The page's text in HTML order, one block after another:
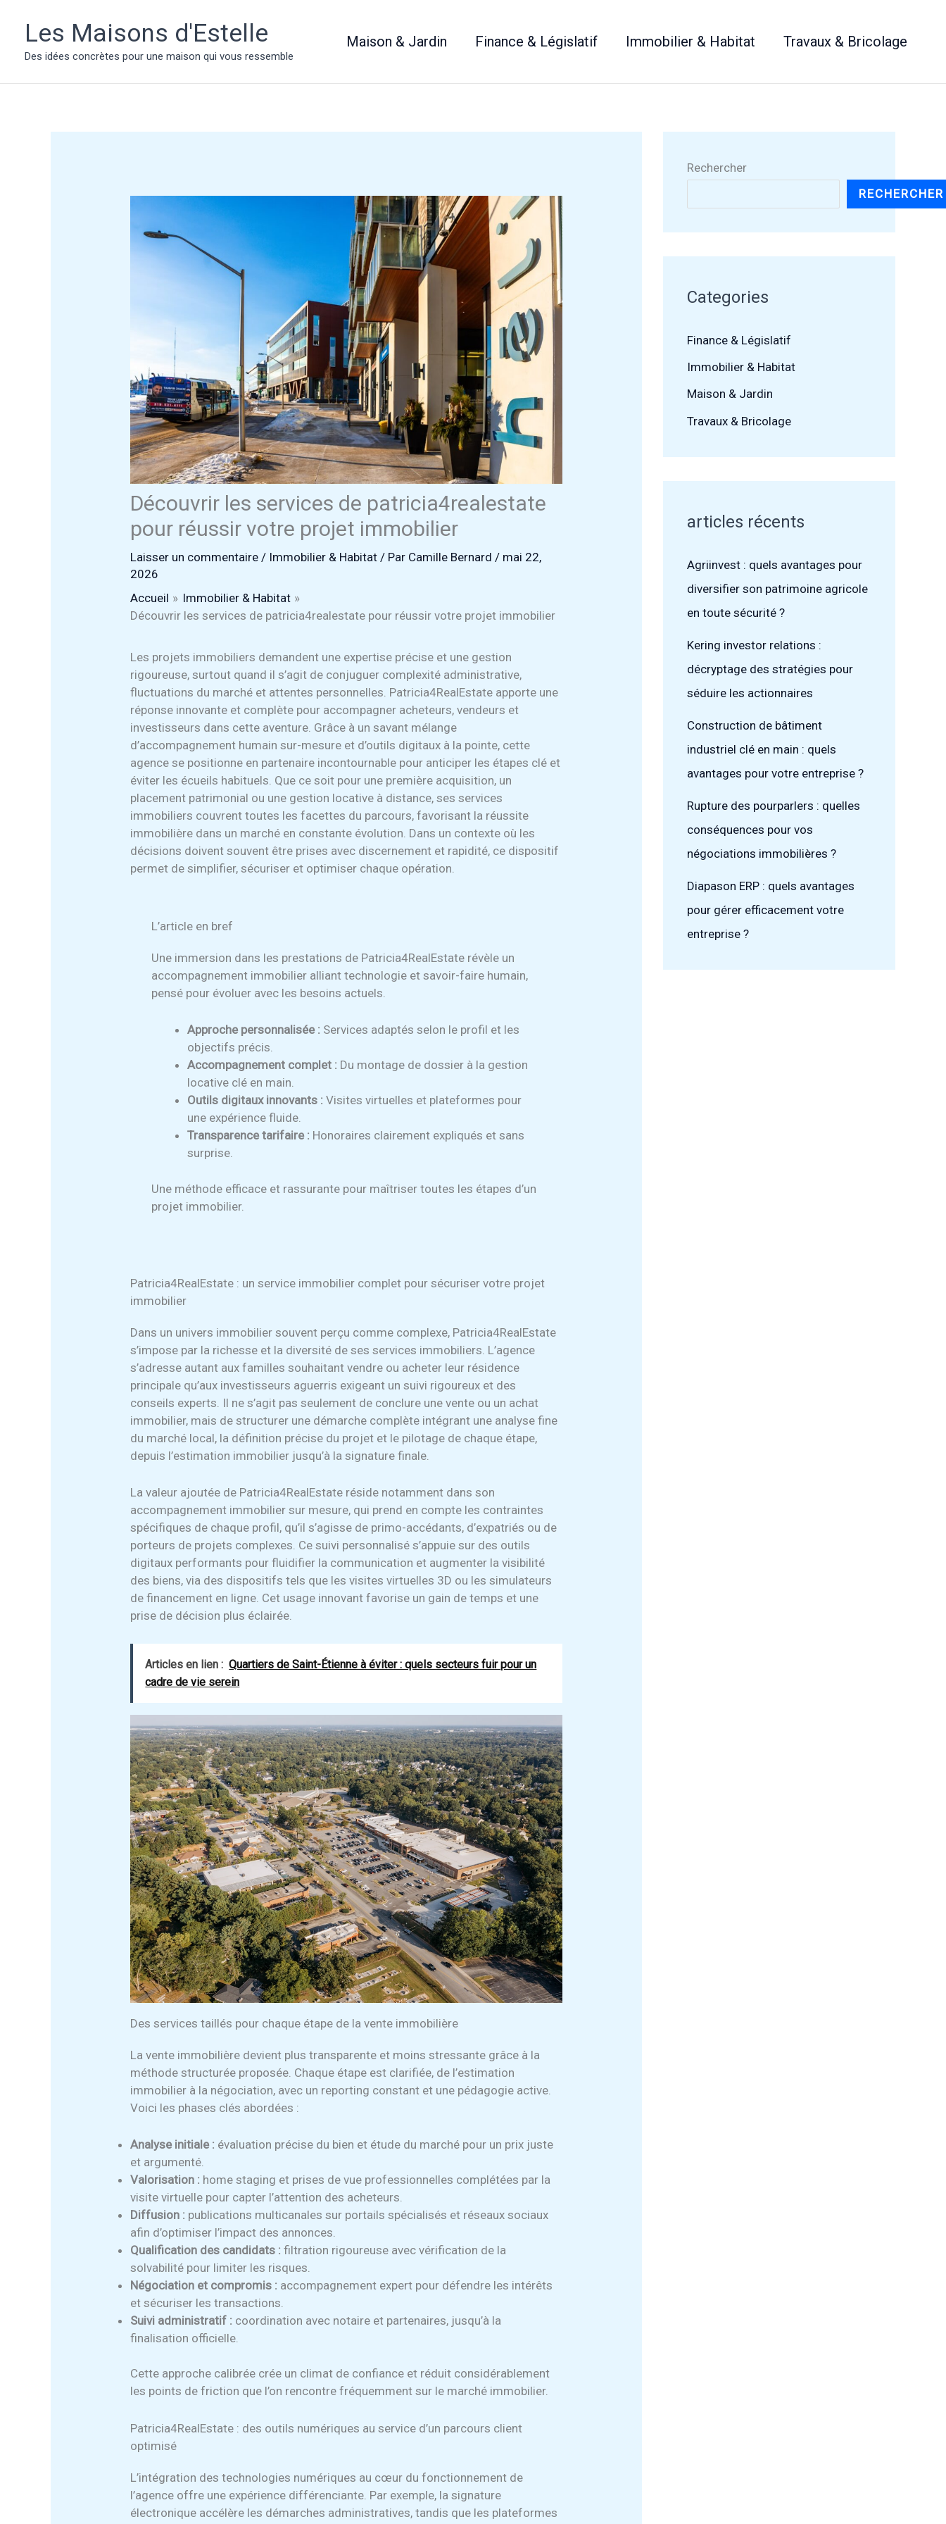
contenuLes Maisons d'Estelle
Des idées concrètes pour une maison qui vous ressemble
Maison & Jardin Finance & Législatif Immobilier & Habitat Travaux & Bricolage
Découvrir les services de patricia4realestate
pour réussir votre projet immobilier
Laisser un commentaire / Immobilier & Habitat / Par Camille Bernard / mai 22,
2026
Accueil
Immobilier & Habitat
Découvrir les services de patricia4realestate pour réussir votre projet immobilier
Les projets immobiliers demandent une expertise précise et une gestion
rigoureuse, surtout quand il s’agit de conjuguer complexité administrative,
fluctuations du marché et attentes personnelles. Patricia4RealEstate apporte une
réponse innovante et complète pour accompagner acheteurs, vendeurs et
investisseurs dans cette aventure. Grâce à un savant mélange
d’accompagnement humain sur-mesure et d’outils digitaux à la pointe, cette
agence se positionne en partenaire incontournable pour anticiper les étapes clé et
éviter les écueils habituels. Que ce soit pour une première acquisition, un
placement patrimonial ou une gestion locative à distance, ses services
immobiliers couvrent toutes les facettes du parcours, favorisant la réussite
immobilière dans un marché en constante évolution. Dans un contexte où les
décisions doivent souvent être prises avec discernement et rapidité, ce dispositif
permet de simplifier, sécuriser et optimiser chaque opération.
L’article en bref
Une immersion dans les prestations de Patricia4RealEstate révèle un
accompagnement immobilier alliant technologie et savoir-faire humain,
pensé pour évoluer avec les besoins actuels.
Approche personnalisée : Services adaptés selon le profil et les
objectifs précis.
Accompagnement complet : Du montage de dossier à la gestion
locative clé en main.
Outils digitaux innovants : Visites virtuelles et plateformes pour
une expérience fluide.
Transparence tarifaire : Honoraires clairement expliqués et sans
surprise.
Une méthode efficace et rassurante pour maîtriser toutes les étapes d’un
projet immobilier.
Patricia4RealEstate : un service immobilier complet pour sécuriser votre projet
immobilier
Dans un univers immobilier souvent perçu comme complexe, Patricia4RealEstate
s’impose par la richesse et la diversité de ses services immobiliers. L’agence
s’adresse autant aux familles souhaitant vendre ou acheter leur résidence
principale qu’aux investisseurs aguerris exigeant un suivi rigoureux et des
conseils experts. Il ne s’agit pas seulement de conclure une vente ou un achat
immobilier, mais de structurer une démarche complète intégrant une analyse fine
du marché local, la définition précise du projet et le pilotage de chaque étape,
depuis l’estimation immobilier jusqu’à la signature finale.
La valeur ajoutée de Patricia4RealEstate réside notamment dans son
accompagnement immobilier sur mesure, qui prend en compte les contraintes
spécifiques de chaque profil, qu’il s’agisse de primo-accédants, d’expatriés ou de
porteurs de projets complexes. Ce suivi personnalisé s’appuie sur des outils
digitaux performants pour fluidifier la communication et augmenter la visibilité
des biens, via des dispositifs tels que les visites virtuelles 3D ou les simulateurs
de financement en ligne. Cet usage innovant favorise un gain de temps et une
prise de décision plus éclairée.
Articles en lien : Quartiers de Saint-Étienne à éviter : quels secteurs fuir pour un
cadre de vie serein
Des services taillés pour chaque étape de la vente immobilière
La vente immobilière devient plus transparente et moins stressante grâce à la
méthode structurée proposée. Chaque étape est clarifiée, de l’estimation
immobilier à la négociation, avec un reporting constant et une pédagogie active.
Voici les phases clés abordées :
Analyse initiale : évaluation précise du bien et étude du marché pour un prix juste
et argumenté.
Valorisation : home staging et prises de vue professionnelles complétées par la
visite virtuelle pour capter l’attention des acheteurs.
Diffusion : publications multicanales sur portails spécialisés et réseaux sociaux
afin d’optimiser l’impact des annonces.
Qualification des candidats : filtration rigoureuse avec vérification de la
solvabilité pour limiter les risques.
Négociation et compromis : accompagnement expert pour défendre les intérêts
et sécuriser les transactions.
Suivi administratif : coordination avec notaire et partenaires, jusqu’à la
finalisation officielle.
Cette approche calibrée crée un climat de confiance et réduit considérablement
les points de friction que l’on rencontre fréquemment sur le marché immobilier.
Patricia4RealEstate : des outils numériques au service d’un parcours client
optimisé
L’intégration des technologies numériques au cœur du fonctionnement de
l’agence offre une expérience différenciante. Par exemple, la signature
électronique accélère les démarches administratives, tandis que les plateformes
Rechercher
RECHERCHER
Categories
Finance & Législatif
Immobilier & Habitat
Maison & Jardin
Travaux & Bricolage
articles récents
Agriinvest : quels avantages pour
diversifier son patrimoine agricole
en toute sécurité ?
Kering investor relations :
décryptage des stratégies pour
séduire les actionnaires
Construction de bâtiment
industriel clé en main : quels
avantages pour votre entreprise ?
Rupture des pourparlers : quelles
conséquences pour vos
négociations immobilières ?
Diapason ERP : quels avantages
pour gérer efficacement votre
entreprise ?